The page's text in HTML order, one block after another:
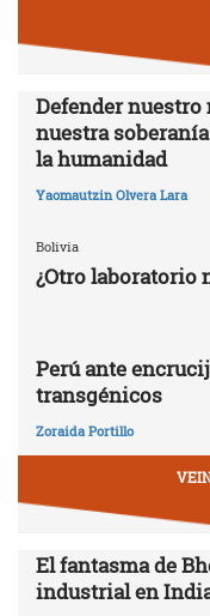
Defender
nuestra
la humanidad
Yaomautzin Olvera Lara
Bolivia
¿Otro laboratorio
Perú ante
transgénicos
Zoraida Portillo
El fantasma de
industrial en